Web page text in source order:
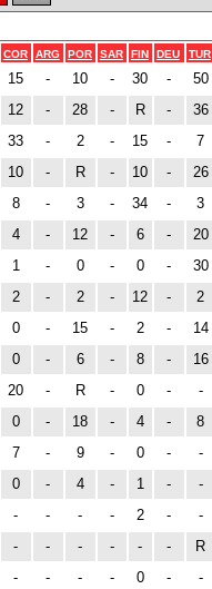
COR ARG POR SAR FIN DEU TUR
15 - 10 - 30 - 50
12 - 28 - R - 36
33 - 2 - 15 - 7
10 - R - 10 - 26
8 - 3 - 34 - 3
4 - 12 - 6 - 20
1 - 0 - 0 - 30
2 - 2 - 12 - 2
0 - 15 - 2 - 14
0 - 6 - 8 - 16
20 - R - 0 - -
0 - 18 - 4 - 8
7 - 9 - 0 - -
0 - 4 - 1 - -
- - - - 2 - -
- - - - - - R
- - - - 0 - -